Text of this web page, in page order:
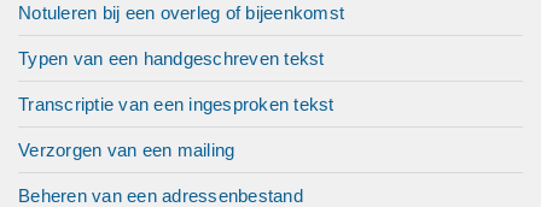
Notuleren bij een overleg of bijeenkomst
Typen van een handgeschreven tekst
Transcriptie van een ingesproken tekst
Verzorgen van een mailing
Beheren van een adressenbestand